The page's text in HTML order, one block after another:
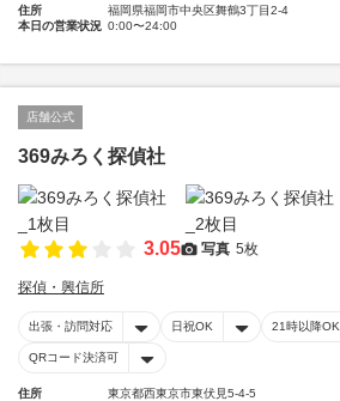
住所
福岡県福岡市中央区舞鶴3丁目2-4
本日の営業状況 0:00〜24:00
店舗公式
369みろく探偵社
3.05 写真 5枚
探偵・興信所
出張・訪問対応 日祝OK 21時以降OK
QRコード決済可
住所
東京都西東京市東伏見5-4-5